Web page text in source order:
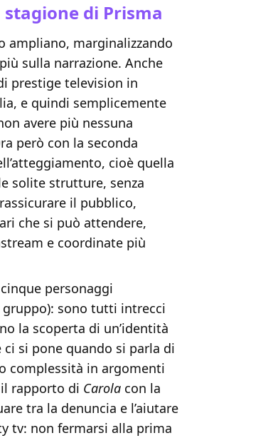
di Prisma
ampliano, marginalizzando
sulla narrazione. Anche
prestige television in
e quindi semplicemente
avere più nessuna
però con la seconda
cioè quella
solite strutture, senza
il pubblico,
che si può attendere,
e coordinate più
personaggi
sono tutti intrecci
la scoperta di un’identità
si pone quando si parla di
complessità in argomenti
rapporto di Carola con la
tra la denuncia e l’aiutare
tv: non fermarsi alla prima